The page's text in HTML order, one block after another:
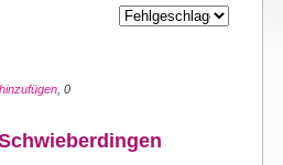
, 0